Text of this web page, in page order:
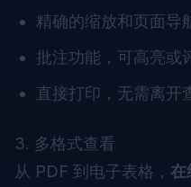
精确的缩放和页面导
批注功能，可高亮或
直接打印，无需离开
3. 多格式查看
从 PDF 到电子表格， 在